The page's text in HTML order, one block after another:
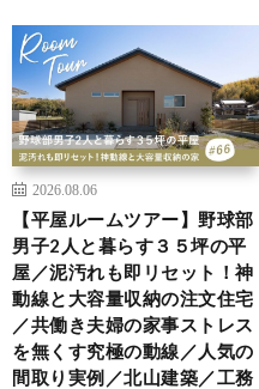
2026.08.06
【平屋ルームツアー】野球部
男子2人と暮らす３５坪の平
屋／泥汚れも即リセット！神
動線と大容量収納の注文住宅
／共働き夫婦の家事ストレス
を無くす究極の動線／人気の
間取り実例／北山建築／工務